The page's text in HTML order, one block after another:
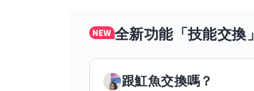
全新功能「技能交換」
跟魟魚交換嗎？